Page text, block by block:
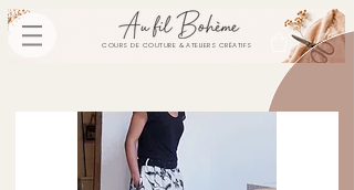
COURS DE COUTURE & ATELIERS CRÉATIFS